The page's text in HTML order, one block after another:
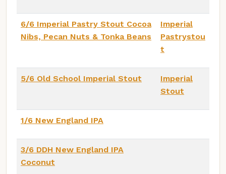
6/6 Imperial Pastry Stout Cocoa
Nibs, Pecan Nuts & Tonka Beans
Imperial
Pastrystou
t
5/6 Old School Imperial Stout
Imperial
Stout
1/6 New England IPA
3/6 DDH New England IPA
Coconut